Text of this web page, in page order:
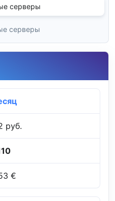
серверы
серверы
руб.
€